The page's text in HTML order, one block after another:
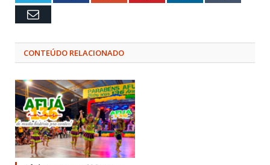
Email
CONTEÚDO RELACIONADO